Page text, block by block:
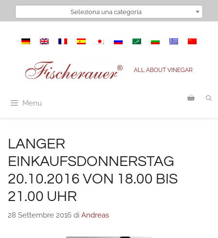
Seleziona una categoria
ALL ABOUT VINEGAR
Menu
LANGER
EINKAUFSDONNERSTAG
20.10.2016 VON 18.00 BIS
21.00 UHR
28 Settembre 2016 di Andreas